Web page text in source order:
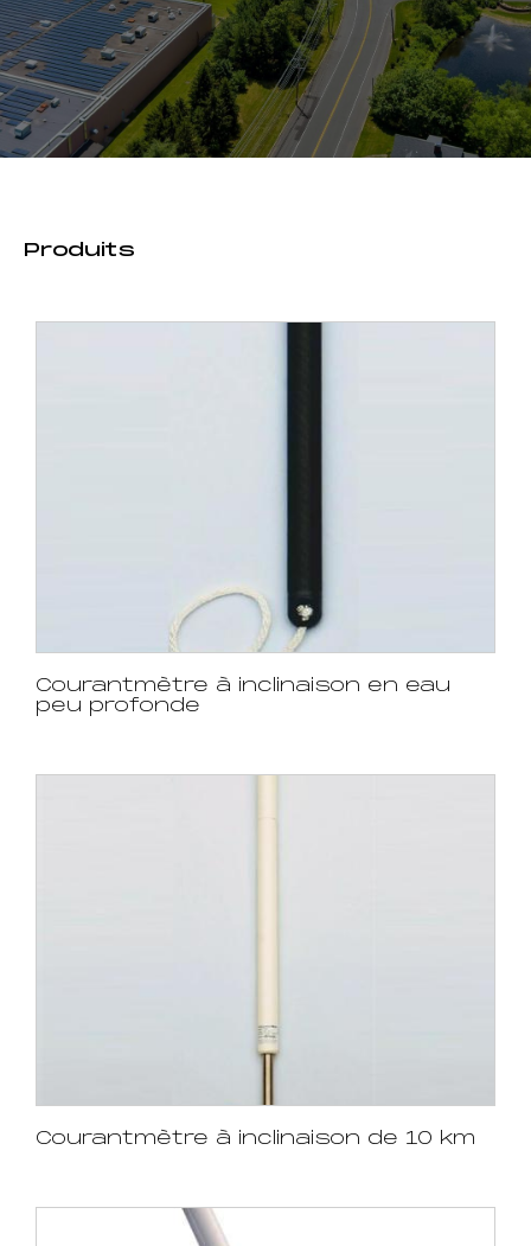
Produits
Courantmètre à inclinaison en eau
peu profonde
Courantmètre à inclinaison de 10 km